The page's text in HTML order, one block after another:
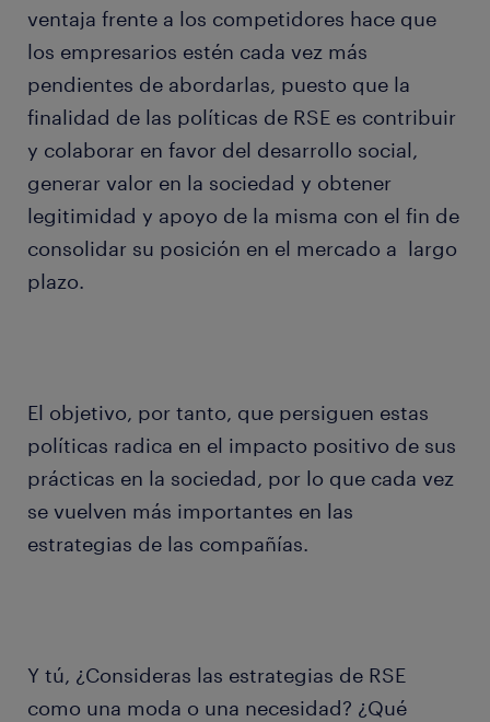
ventaja frente a los competidores hace que
los empresarios estén cada vez más
pendientes de abordarlas, puesto que la
finalidad de las políticas de RSE es contribuir
y colaborar en favor del desarrollo social,
generar valor en la sociedad y obtener
legitimidad y apoyo de la misma con el fin de
consolidar su posición en el mercado a largo
plazo.
El objetivo, por tanto, que persiguen estas
políticas radica en el impacto positivo de sus
prácticas en la sociedad, por lo que cada vez
se vuelven más importantes en las
estrategias de las compañías.
Y tú, ¿Consideras las estrategias de RSE
como una moda o una necesidad? ¿Qué